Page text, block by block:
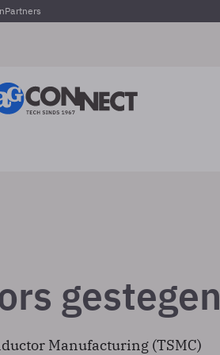
Partners
gestegen
Manufacturing (TSMC)